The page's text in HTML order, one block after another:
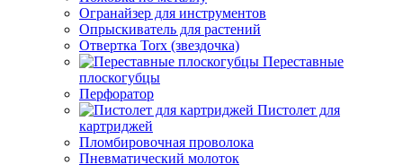
Огранайзер для инструментов
Опрыскиватель для растений
Отвертка Torx (звездочка)
Переставные
плоскогубцы
Перфоратор
Пистолет для
картриджей
Пломбировочная проволока
Пневматический молоток